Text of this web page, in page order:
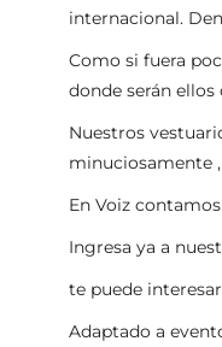
internacional.
Como si fuera
donde serán
Nuestros
minuciosamente
En Voiz
Ingresa ya a
te puede
Adaptado a